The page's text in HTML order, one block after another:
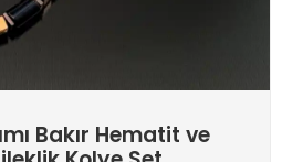
Bakır Hematit ve